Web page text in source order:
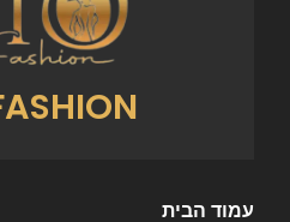
עמוד הבית